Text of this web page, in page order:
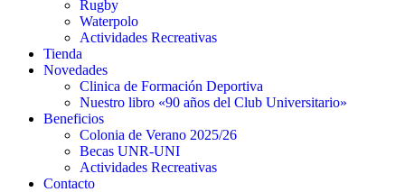
Rugby
Waterpolo
Actividades Recreativas
Tienda
Novedades
Clinica de Formación Deportiva
Nuestro libro «90 años del Club Universitario»
Beneficios
Colonia de Verano 2025/26
Becas UNR-UNI
Actividades Recreativas
Contacto